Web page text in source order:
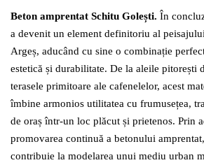
Beton amprentat Schitu Golești. În
a devenit un element definitoriu al
Argeș, aducând cu sine o combinație
estetică și durabilitate. De la aleile pitorești
terasele primitoare ale cafenelelor, acest
îmbine armonios utilitatea cu frumusețea,
de oraș într-un loc plăcut și prietenos. Prin
promovarea continuă a betonului
contribuie la modelarea unui mediu urban